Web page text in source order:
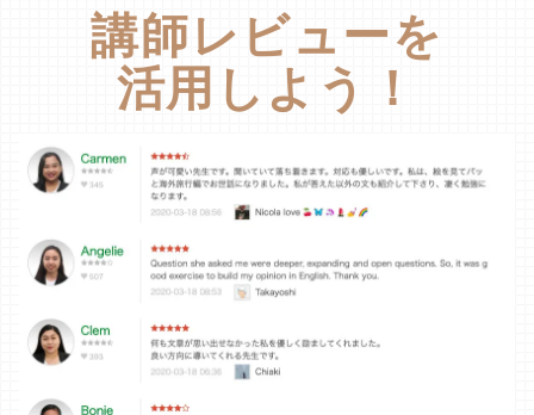
講師レビューを
活用しよう！